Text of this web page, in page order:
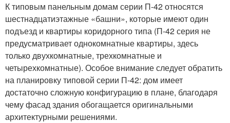
К типовым панельным домам серии П-42 относятся
шестнадцатиэтажные «башни», которые имеют один
подъезд и квартиры коридорного типа (П-42 серия не
предусматривает однокомнатные квартиры, здесь
только двухкомнатные, трехкомнатные и
четырехкомнатные). Особое внимание следует обратить
на планировку типовой серии П-42: дом имеет
достаточно сложную конфигурацию в плане, благодаря
чему фасад здания обогащается оригинальными
архитектурными решениями.